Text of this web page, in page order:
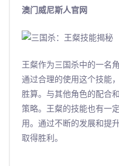
澳门威尼斯人官网
王粲作为三国杀中的一名
通过合理的使用这个技能
胜算。与其他角色的配合
策略。王粲的技能也有一
用。通过不断的发展和提
取得胜利。